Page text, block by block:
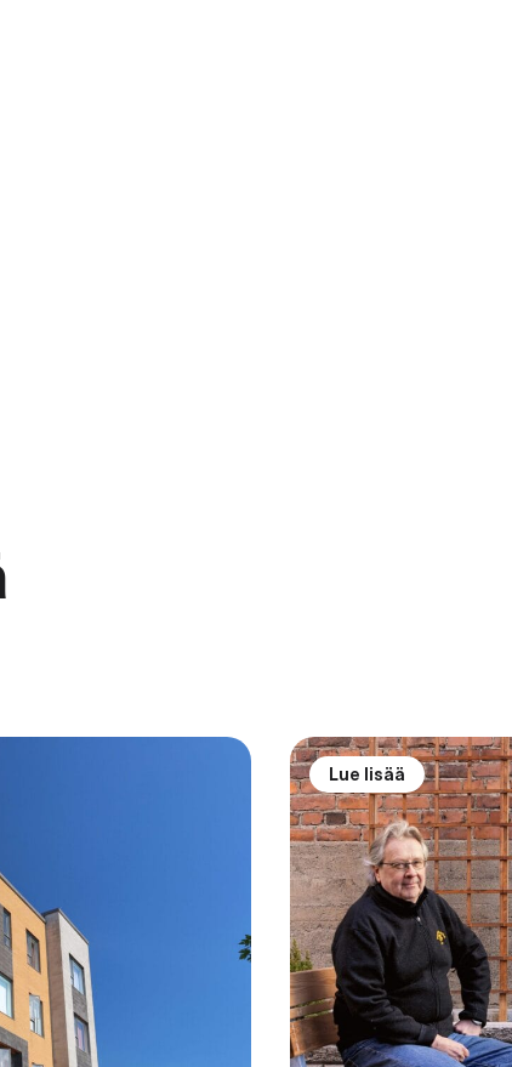
Lue lisää